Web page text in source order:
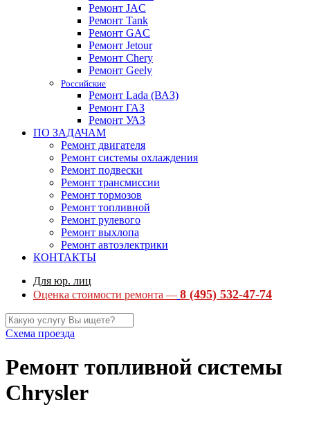
Ремонт JAC
Ремонт Tank
Ремонт GAC
Ремонт Jetour
Ремонт Chery
Ремонт Geely
Российские
Ремонт Lada (ВАЗ)
Ремонт ГАЗ
Ремонт УАЗ
ПО ЗАДАЧАМ
Ремонт двигателя
Ремонт системы охлаждения
Ремонт подвески
Ремонт трансмиссии
Ремонт тормозов
Ремонт топливной
Ремонт рулевого
Ремонт выхлопа
Ремонт автоэлектрики
КОНТАКТЫ
Для юр. лиц
Оценка стоимости ремонта — 8 (495) 532-47-74
Схема проезда
Ремонт топливной системы
Chrysler